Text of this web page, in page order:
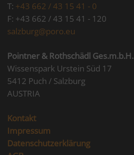
T: +43 662 / 43 15 41 - 0
F: +43 662 / 43 15 41 - 120
salzburg@poro.eu
Pointner & Rothschädl Ges.m.b.H.
Wissenspark Urstein Süd 17
5412 Puch / Salzburg
AUSTRIA
Kontakt
Impressum
Datenschutzerklärung